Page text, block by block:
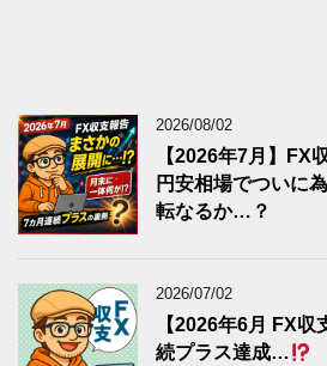
2026/08/02
【2026年7月】FX
円安相場でついに
転なるか…？
2026/07/02
【2026年6月 FX
続プラス達成…